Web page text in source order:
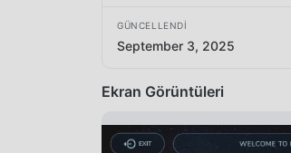
GÜNCELLENDI
September 3, 2025
Ekran Görüntüleri